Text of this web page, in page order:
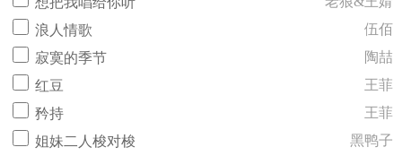
浪人情歌
伍佰
寂寞的季节
陶喆
红豆
王菲
矜持
王菲
姐妹二人梭对梭
黑鸭子